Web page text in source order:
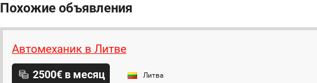
Похожие объявления
Автомеханик в Литве
2500€ в месяц Литва